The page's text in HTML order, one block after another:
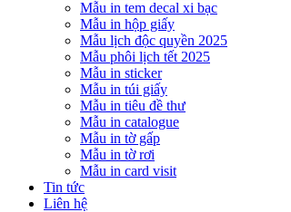
Mẫu in tem decal xi bạc
Mẫu in hộp giấy
Mẫu lịch độc quyền 2025
Mẫu phôi lịch tết 2025
Mẫu in sticker
Mẫu in túi giấy
Mẫu in tiêu đề thư
Mẫu in catalogue
Mẫu in tờ gấp
Mẫu in tờ rơi
Mẫu in card visit
Tin tức
Liên hệ